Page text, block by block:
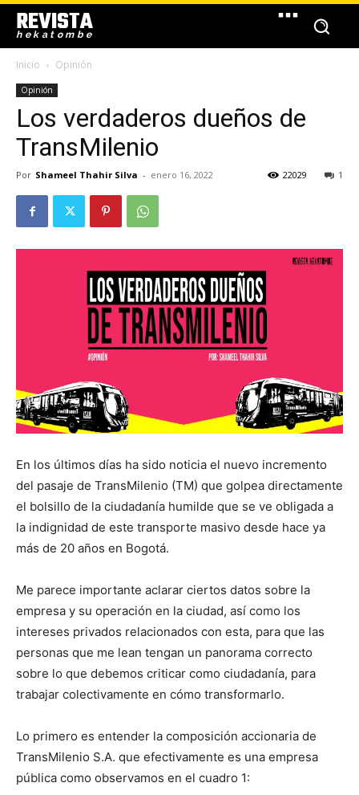
REVISTA
hekatombe
Inicio Opinión
Opinión
Los verdaderos dueños de
TransMilenio
Por Shameel Thahir Silva - enero 16, 2022 1
22029
En los últimos días ha sido noticia el nuevo incremento
del pasaje de TransMilenio (TM) que golpea directamente
el bolsillo de la ciudadanía humilde que se ve obligada a
la indignidad de este transporte masivo desde hace ya
más de 20 años en Bogotá.
Me parece importante aclarar ciertos datos sobre la
empresa y su operación en la ciudad, así como los
intereses privados relacionados con esta, para que las
personas que me lean tengan un panorama correcto
sobre lo que debemos criticar como ciudadanía, para
trabajar colectivamente en cómo transformarlo.
Lo primero es entender la composición accionaria de
TransMilenio S.A. que efectivamente es una empresa
pública como observamos en el cuadro 1: